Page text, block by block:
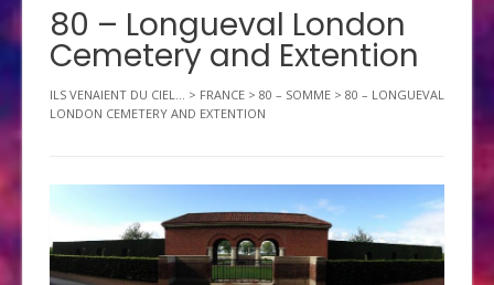
80 – Longueval London
Cemetery and Extention
ILS VENAIENT DU CIEL... > FRANCE > 80 – SOMME > 80 – LONGUEVAL
LONDON CEMETERY AND EXTENTION